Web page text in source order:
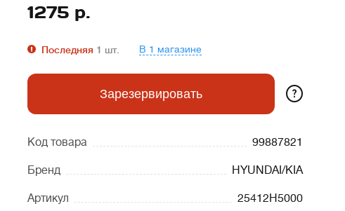
1275 р.
Последняя 1 шт. В 1 магазине
Зарезервировать ?
Код товара 99887821
Бренд HYUNDAI/KIA
Артикул 25412H5000